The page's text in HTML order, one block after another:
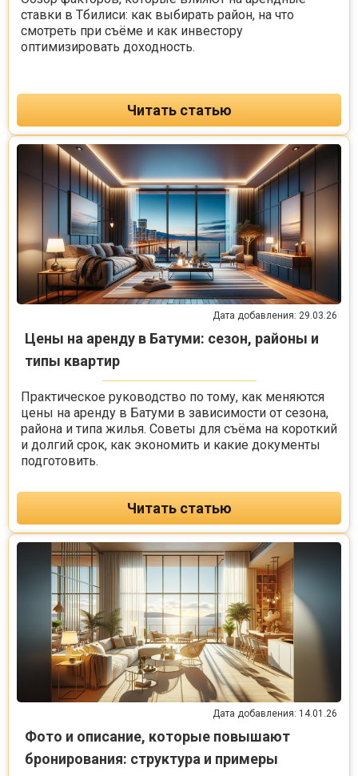
ставки в Тбилиси: как выбирать район, на что
смотреть при съёме и как инвестору
оптимизировать доходность.
Читать статью
Дата добавления: 29.03.26
Цены на аренду в Батуми: сезон, районы и
типы квартир
Практическое руководство по тому, как меняются
цены на аренду в Батуми в зависимости от сезона,
района и типа жилья. Советы для съёма на короткий
и долгий срок, как экономить и какие документы
подготовить.
Читать статью
Дата добавления: 14.01.26
Фото и описание, которые повышают
бронирования: структура и примеры